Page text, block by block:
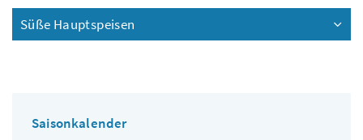
Süße Hauptspeisen
Saisonkalender